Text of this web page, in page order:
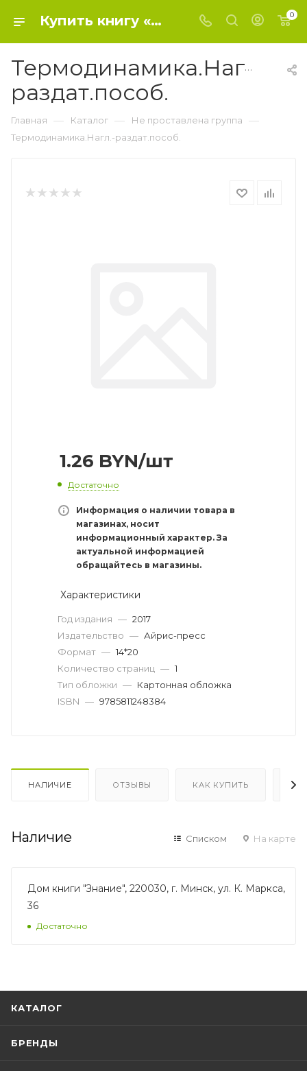
Купить книгу «Термодинамика.Нагл.-раздат.пособ.» 2017, - Не проставлена группа 0
Термодинамика.Нагл.-
раздат.пособ.
Главная — Каталог — Не проставлена группа —
Термодинамика.Нагл.-раздат.пособ.
1.26 BYN/шт
Достаточно
Информация о наличии товара в
магазинах, носит
информационный характер. За
актуальной информацией
обращайтесь в магазины.
Характеристики
Год издания — 2017
Издательство — Айрис-пресс
Формат — 14*20
Количество страниц — 1
Тип обложки — Картонная обложка
ISBN — 9785811248384
НАЛИЧИЕ ОТЗЫВЫ КАК КУПИТЬ
Наличие Списком На карте
Дом книги "Знание", 220030, г. Минск, ул. К. Маркса,
36
Достаточно
КАТАЛОГ
БРЕНДЫ